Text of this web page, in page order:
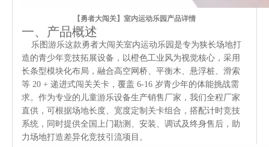
【勇者大闯关】室内运动乐园产品详情
一、产品概述
乐图游乐这款勇者大闯关室内运动乐园是专为狭长场地打
造的青少年竞技拓展设备，以橙色工业风为视觉核心，采用
长条型模块化布局，融合高空网桥、平衡木、悬浮桩、滑索
等 20 + 递进式闯关关卡，覆盖 6-16 岁青少年的体能挑战需
求。作为专业的儿童游乐设备生产销售厂家，我们全程厂家
直供，可根据场地长度、宽度定制关卡组合，搭配计时竞技
系统，同时提供全国上门勘测、安装、调试及终身售后，助
力场地打造差异化竞技引流项目。